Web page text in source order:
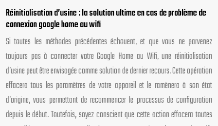
Réinitialisation d’usine : la solution ultime en cas de problème de
connexion google home au wifi
Si toutes les méthodes précédentes échouent, et que vous ne parvenez
toujours pas à connecter votre Google Home au Wifi, une réinitialisation
d’usine peut être envisagée comme solution de dernier recours. Cette opération
effacera tous les paramètres de votre appareil et le ramènera à son état
d’origine, vous permettant de recommencer le processus de configuration
depuis le début. Toutefois, soyez conscient que cette action effacera toutes